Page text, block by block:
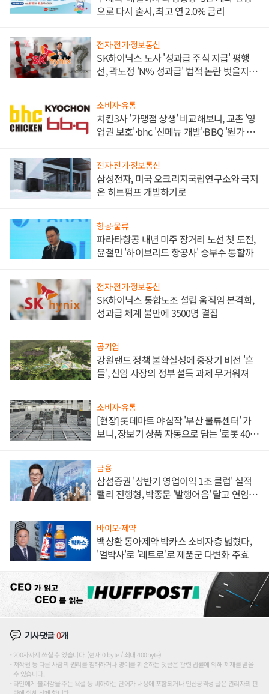
으로 다시 출시, 최고 연 2.0% 금리
전자·전기·정보통신
SK하이닉스 노사 '성과급 주식 지급' 평행
선, 곽노정 'N% 성과급' 법적 논란 벗을지 주
소비자·유통
치킨3사 '가맹점 상생' 비교해보니, 교촌 '영
업권 보호'·bhc '신메뉴 개발'·BBQ '원가 부
전자·전기·정보통신
삼성전자, 미국 오크리지국립연구소와 극저
온 히트펌프 개발하기로
항공·물류
파라타항공 내년 미주 장거리 노선 첫 도전,
윤철민 '하이브리드 항공사' 승부수 통할까
전자·전기·정보통신
SK하이닉스 통합노조 설립 움직임 본격화,
성과급 체계 불만에 3500명 결집
공기업
강원랜드 정책 불확실성에 중장기 비전 '흔
들', 신임 사장의 정부 설득 과제 무거워져
소비자·유통
[현장] 롯데마트 야심작 '부산 물류센터' 가
보니, 장보기 상품 자동으로 담는 '로봇 400
금융
삼섬증권 '상반기 영업이익 1조 클럽' 실적
랠리 진행형, 박종문 '발행어음' 달고 연임 향
바이오·제약
백상환 동아제약 박카스 소비자층 넓혔다,
'얼박사'로 '레트로'로 제품군 다변화 주효
기사댓글0개
200자까지 쓰실 수 있습니다. (현재 0 byte / 최대 400byte)
저작권 등 다른 사람의 권리를 침해하거나 명예를 훼손하는 댓글은 관련 법률에 의해 제재를 받을
수 있습니다.
타인에게 불쾌감을 주는 욕설 등 비하하는 단어가 내용에 포함되거나 인신공격성 글은 관리자의 판